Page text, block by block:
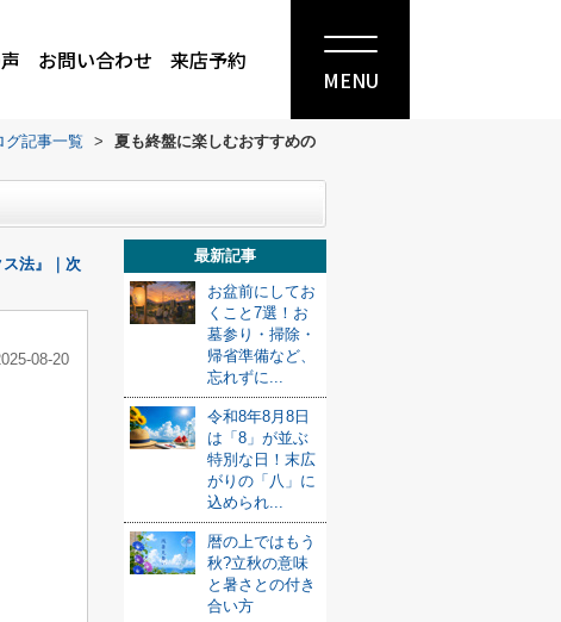
お問い合わせ 来店予約
MENU
グ記事一覧 >
夏も終盤に楽しむおすすめの
法』｜次
08-20
最新記事
お盆前にしてお
くこと7選！お
墓参り・掃除・
帰省準備など、
忘れずに...
令和8年8月8日
は「8」が並ぶ
特別な日！末広
がりの「八」に
込められ...
暦の上ではもう
秋?立秋の意味
と暑さとの付き
合い方